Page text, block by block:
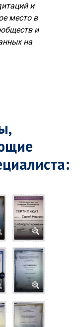
и
место в
и
на